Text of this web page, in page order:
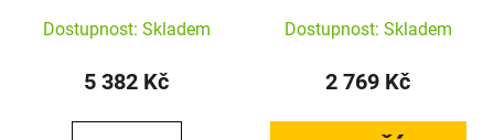
Dostupnost: Skladem
5 382 Kč
Dostupnost: Skladem
2 769 Kč